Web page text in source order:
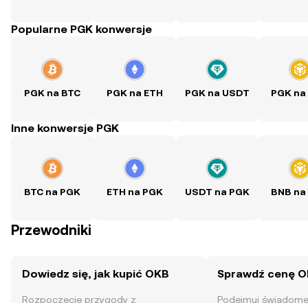
Popularne PGK konwersje
PGK na BTC PGK na ETH PGK na USDT PGK na
Inne konwersje PGK
BTC na PGK ETH na PGK USDT na PGK BNB na
Przewodniki
Dowiedz się, jak kupić OKB
Rozpoczęcie przygody z
Sprawdź cenę
Podejmuj